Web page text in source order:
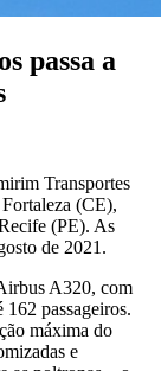
passa a
Transportes
(CE),
(PE). As
de 2021.
A320, com
passageiros.
máxima do
e